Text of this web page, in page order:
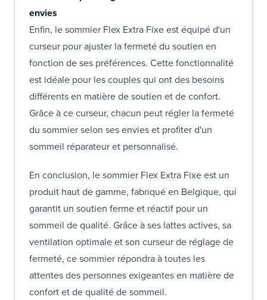
envies
Enfin, le sommier Flex Extra Fixe est équipé d'un
curseur pour ajuster la fermeté du soutien en
fonction de ses préférences. Cette fonctionnalité
est idéale pour les couples qui ont des besoins
différents en matière de soutien et de confort.
Grâce à ce curseur, chacun peut régler la fermeté
du sommier selon ses envies et profiter d'un
sommeil réparateur et personnalisé.
En conclusion, le sommier Flex Extra Fixe est un
produit haut de gamme, fabriqué en Belgique, qui
garantit un soutien ferme et réactif pour un
sommeil de qualité. Grâce à ses lattes actives, sa
ventilation optimale et son curseur de réglage de
fermeté, ce sommier répondra à toutes les
attentes des personnes exigeantes en matière de
confort et de qualité de sommeil.